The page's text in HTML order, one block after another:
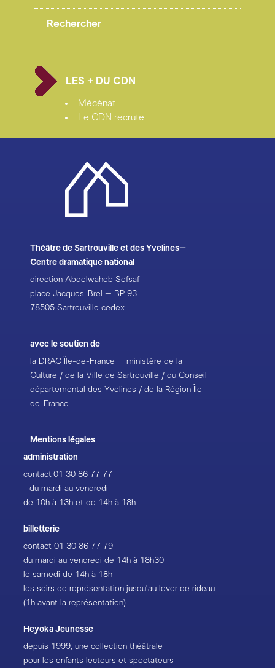
LES + DU CDN
Mécénat
Le CDN recrute
Théâtre de Sartrouville et des Yvelines–
Centre dramatique national
direction Abdelwaheb Sefsaf
place Jacques-Brel – BP 93
78505 Sartrouville cedex
avec le soutien de
la DRAC Île-de-France – ministère de la
Culture / de la Ville de Sartrouville / du Conseil
départemental des Yvelines / de la Région Île-
de-France
Mentions légales
administration
contact 01 30 86 77 77
- du mardi au vendredi
de 10h à 13h et de 14h à 18h
billetterie
contact 01 30 86 77 79
du mardi au vendredi de 14h à 18h30
le samedi de 14h à 18h
les soirs de représentation jusqu’au lever de rideau
(1h avant la représentation)
Heyoka Jeunesse
depuis 1999, une collection théâtrale
pour les enfants lecteurs et spectateurs